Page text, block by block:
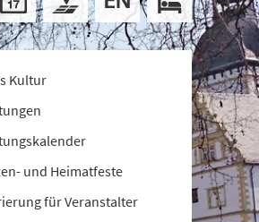
Kultur
und Heimatfeste
für Veranstalter